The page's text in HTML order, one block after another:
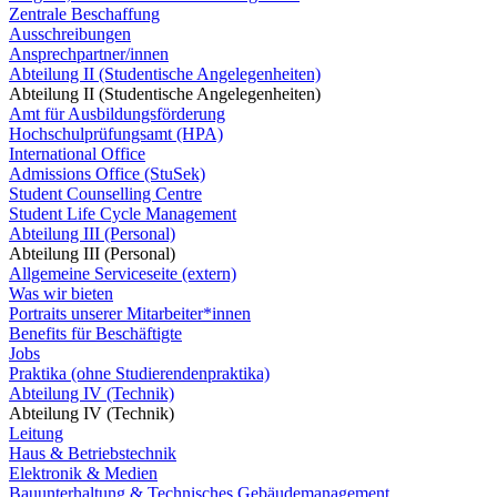
Zentrale Beschaffung
Ausschreibungen
Ansprechpartner/innen
Abteilung II (Studentische Angelegenheiten)
Abteilung II (Studentische Angelegenheiten)
Amt für Ausbildungsförderung
Hochschulprüfungsamt (HPA)
International Office
Admissions Office (StuSek)
Student Counselling Centre
Student Life Cycle Management
Abteilung III (Personal)
Abteilung III (Personal)
Allgemeine Serviceseite (extern)
Was wir bieten
Portraits unserer Mitarbeiter*innen
Benefits für Beschäftigte
Jobs
Praktika (ohne Studierendenpraktika)
Abteilung IV (Technik)
Abteilung IV (Technik)
Leitung
Haus & Betriebstechnik
Elektronik & Medien
Bauunterhaltung & Technisches Gebäudemanagement